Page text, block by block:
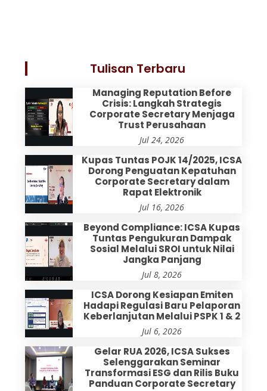
Tulisan Terbaru
Managing Reputation Before
Crisis: Langkah Strategis
Corporate Secretary Menjaga
Trust Perusahaan
Jul 24, 2026
Kupas Tuntas POJK 14/2025, ICSA
Dorong Penguatan Kepatuhan
Corporate Secretary dalam
Rapat Elektronik
Jul 16, 2026
Beyond Compliance: ICSA Kupas
Tuntas Pengukuran Dampak
Sosial Melalui SROI untuk Nilai
Jangka Panjang
Jul 8, 2026
ICSA Dorong Kesiapan Emiten
Hadapi Regulasi Baru Pelaporan
Keberlanjutan Melalui PSPK 1 & 2
Jul 6, 2026
Gelar RUA 2026, ICSA Sukses
Selenggarakan Seminar
Transformasi ESG dan Rilis Buku
Panduan Corporate Secretary